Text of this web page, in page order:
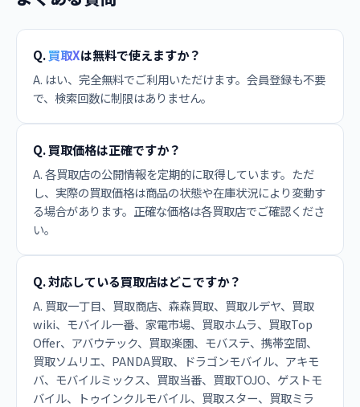
Q.買取Xは無料で使えますか？
A. はい、完全無料でご利用いただけます。会員登録も不要
で、検索回数に制限はありません。
Q. 買取価格は正確ですか？
A. 各買取店の公開情報を定期的に取得しています。ただ
し、実際の買取価格は商品の状態や在庫状況により変動す
る場合があります。正確な価格は各買取店でご確認くださ
い。
Q. 対応している買取店はどこですか？
A. 買取一丁目、買取商店、森森買取、買取ルデヤ、買取
wiki、モバイル一番、家電市場、買取ホムラ、買取Top
Offer、アバウテック、買取楽園、モバステ、携帯空間、
買取ソムリエ、PANDA買取、ドラゴンモバイル、アキモ
バ、モバイルミックス、買取当番、買取TOJO、ゲストモ
バイル、トゥインクルモバイル、買取スター、買取ミラ